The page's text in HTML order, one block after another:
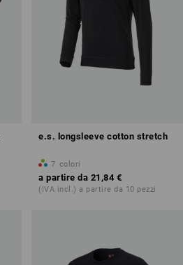
e.s. longsleeve cotton stretch
7 colori
a partire da 21,84 €
(IVA incl.) a partire da 10 pezzi